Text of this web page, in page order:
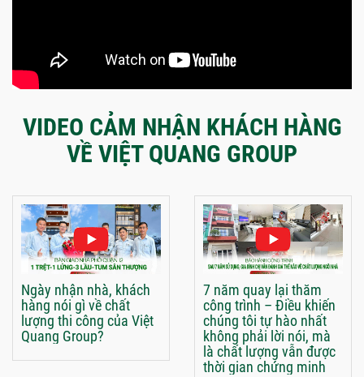
VIDEO CẢM NHẬN KHÁCH HÀNG
VỀ VIỆT QUANG GROUP
Ngày nhận nhà, khách
hàng nói gì về chất
lượng thi công của Việt
Quang Group?
7 năm quay lại thăm
công trình – Điều khiến
chúng tôi tự hào nhất
không phải lời nói, mà
là chất lượng vẫn được
thời gian chứng minh